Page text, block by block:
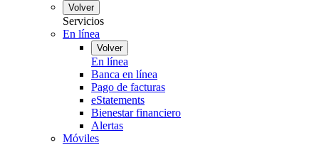
Volver
Servicios
En línea
Volver
En línea
Banca en línea
Pago de facturas
eStatements
Bienestar financiero
Alertas
Móviles